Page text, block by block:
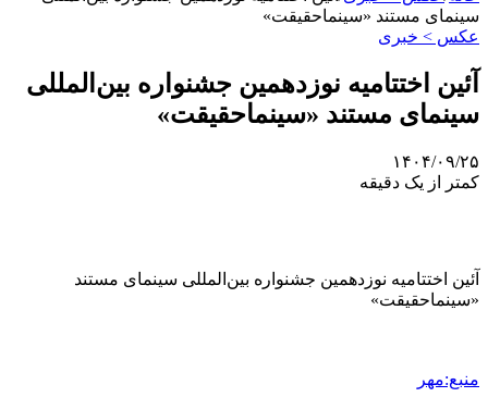
سینمای مستند «سینماحقیقت»
عکس > خبری
آئین اختتامیه نوزدهمین جشنواره بین‌المللی
سینمای مستند «سینماحقیقت»
۱۴۰۴/۰۹/۲۵
کمتر از یک دقیقه
آئین اختتامیه نوزدهمین جشنواره بین‌المللی سینمای مستند
«سینماحقیقت»
منبع:مهر